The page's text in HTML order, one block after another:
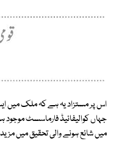
اس پر مستزاد یہ ہے کہ ملک میں
جہاں کوالیفائیڈ فارماسسٹ